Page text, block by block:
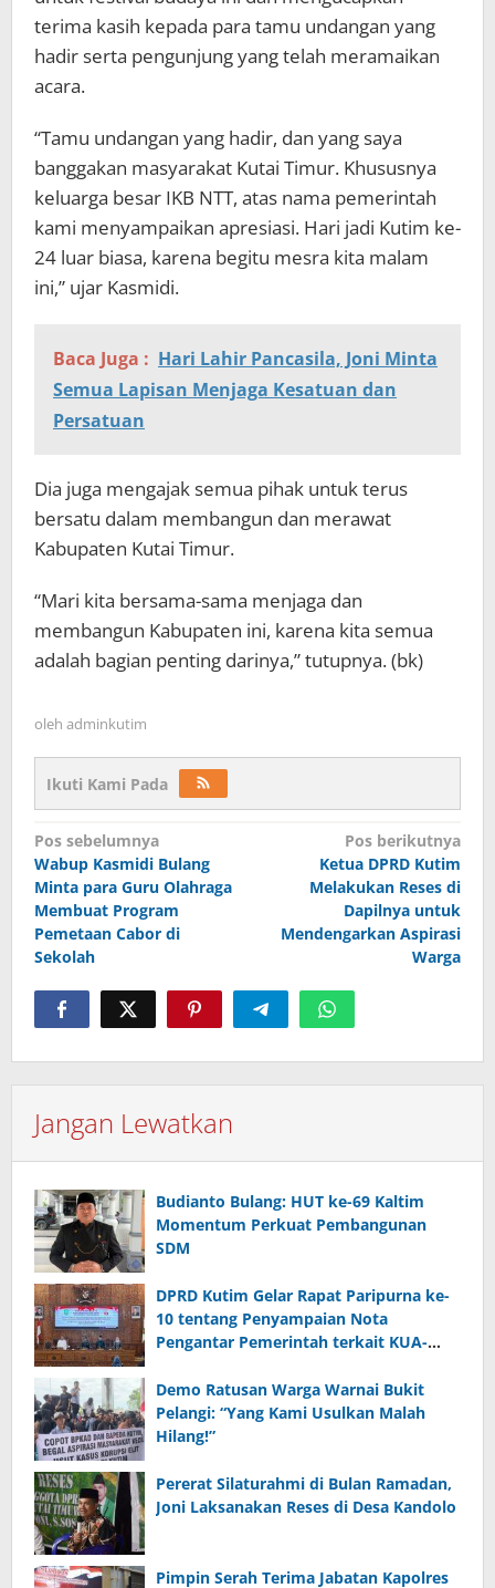
terima kasih kepada para tamu undangan yang
hadir serta pengunjung yang telah meramaikan
acara.
“Tamu undangan yang hadir, dan yang saya
banggakan masyarakat Kutai Timur. Khususnya
keluarga besar IKB NTT, atas nama pemerintah
kami menyampaikan apresiasi. Hari jadi Kutim ke-
24 luar biasa, karena begitu mesra kita malam
ini,” ujar Kasmidi.
Baca Juga : Hari Lahir Pancasila, Joni Minta
Semua Lapisan Menjaga Kesatuan dan
Persatuan
Dia juga mengajak semua pihak untuk terus
bersatu dalam membangun dan merawat
Kabupaten Kutai Timur.
“Mari kita bersama-sama menjaga dan
membangun Kabupaten ini, karena kita semua
adalah bagian penting darinya,” tutupnya. (bk)
oleh adminkutim
Ikuti Kami Pada
Navigasi
pos
Pos sebelumnya
Wabup Kasmidi Bulang
Minta para Guru Olahraga
Membuat Program
Pemetaan Cabor di
Sekolah
Pos berikutnya
Ketua DPRD Kutim
Melakukan Reses di
Dapilnya untuk
Mendengarkan Aspirasi
Warga
Jangan Lewatkan
Budianto Bulang: HUT ke-69 Kaltim
Momentum Perkuat Pembangunan
SDM
DPRD Kutim Gelar Rapat Paripurna ke-
10 tentang Penyampaian Nota
Pengantar Pemerintah terkait KUA-
Demo Ratusan Warga Warnai Bukit
Pelangi: “Yang Kami Usulkan Malah
Hilang!”
Pererat Silaturahmi di Bulan Ramadan,
Joni Laksanakan Reses di Desa Kandolo
Pimpin Serah Terima Jabatan Kapolres